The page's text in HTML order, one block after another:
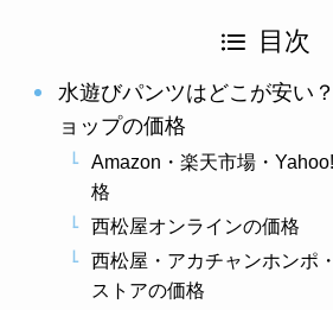
目次
水遊びパンツはどこが安い
ョップの価格
Amazon・楽天市場・
格
西松屋オンラインの価格
西松屋・アカチャンホンポ
ストアの価格